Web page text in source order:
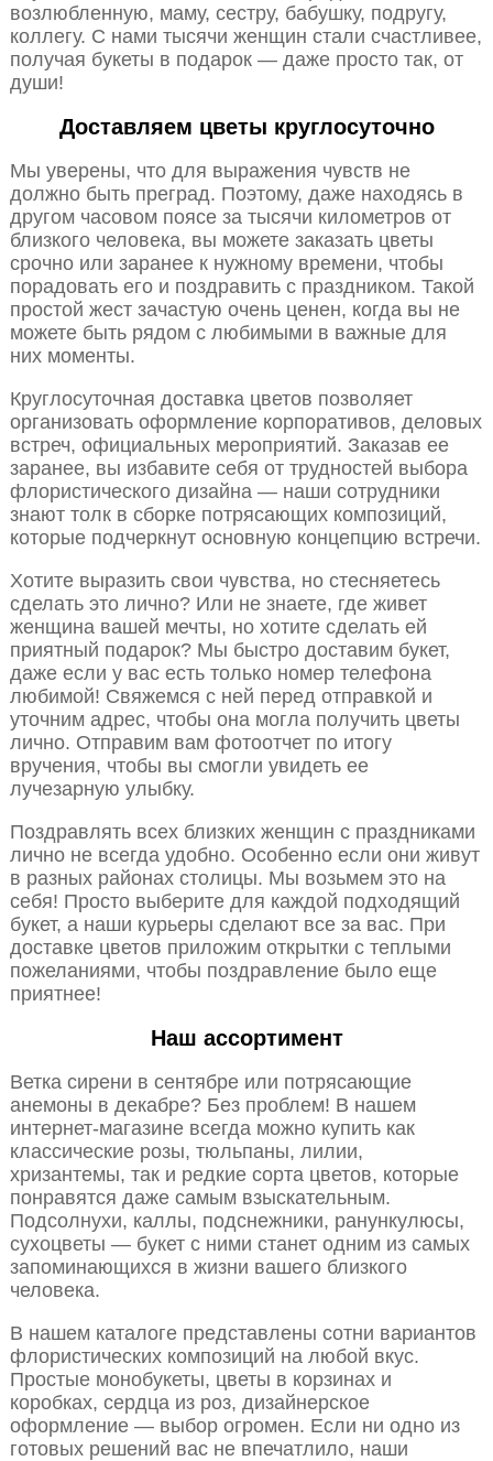
возлюбленную, маму, сестру, бабушку, подругу,
коллегу. С нами тысячи женщин стали счастливее,
получая букеты в подарок — даже просто так, от
души!
Доставляем цветы круглосуточно
Мы уверены, что для выражения чувств не
должно быть преград. Поэтому, даже находясь в
другом часовом поясе за тысячи километров от
близкого человека, вы можете заказать цветы
срочно или заранее к нужному времени, чтобы
порадовать его и поздравить с праздником. Такой
простой жест зачастую очень ценен, когда вы не
можете быть рядом с любимыми в важные для
них моменты.
Круглосуточная доставка цветов позволяет
организовать оформление корпоративов, деловых
встреч, официальных мероприятий. Заказав ее
заранее, вы избавите себя от трудностей выбора
флористического дизайна — наши сотрудники
знают толк в сборке потрясающих композиций,
которые подчеркнут основную концепцию встречи.
Хотите выразить свои чувства, но стесняетесь
сделать это лично? Или не знаете, где живет
женщина вашей мечты, но хотите сделать ей
приятный подарок? Мы быстро доставим букет,
даже если у вас есть только номер телефона
любимой! Свяжемся с ней перед отправкой и
уточним адрес, чтобы она могла получить цветы
лично. Отправим вам фотоотчет по итогу
вручения, чтобы вы смогли увидеть ее
лучезарную улыбку.
Поздравлять всех близких женщин с праздниками
лично не всегда удобно. Особенно если они живут
в разных районах столицы. Мы возьмем это на
себя! Просто выберите для каждой подходящий
букет, а наши курьеры сделают все за вас. При
доставке цветов приложим открытки с теплыми
пожеланиями, чтобы поздравление было еще
приятнее!
Наш ассортимент
Ветка сирени в сентябре или потрясающие
анемоны в декабре? Без проблем! В нашем
интернет-магазине всегда можно купить как
классические розы, тюльпаны, лилии,
хризантемы, так и редкие сорта цветов, которые
понравятся даже самым взыскательным.
Подсолнухи, каллы, подснежники, ранункулюсы,
сухоцветы — букет с ними станет одним из самых
запоминающихся в жизни вашего близкого
человека.
В нашем каталоге представлены сотни вариантов
флористических композиций на любой вкус.
Простые монобукеты, цветы в корзинах и
коробках, сердца из роз, дизайнерское
оформление — выбор огромен. Если ни одно из
готовых решений вас не впечатлило, наши